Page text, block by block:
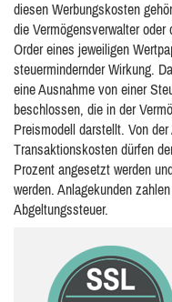
diesen Werbungskosten
die Vermögensverwalter
Order eines jeweiligen
steuermindernder Wirkung.
eine Ausnahme von einer
beschlossen, die in der
Preismodell darstellt. Von
Transaktionskosten dürfen
Prozent angesetzt werden
werden. Anlagekunden
Abgeltungssteuer.